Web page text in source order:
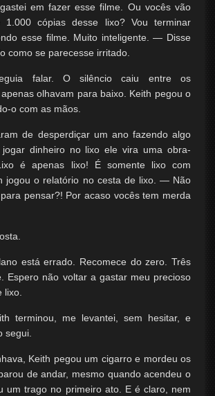
em fazer esse filme. Ou vocês vão
cópias desse lixo? Vou terminar
esse filme. Muito inteligente. — Disse
como se parecesse irritado.
falar. O silêncio caiu entre os
olhavam para baixo. Keith pegou o
o com as mãos.
de desperdiçar um ano fazendo algo
dinheiro no lixo ele vira uma obra-
é apenas lixo! É somente lixo com
jogou o relatório no cesta de lixo. — Não
pensar?! Por acaso vocês tem merda
está errado. Recomece do zero. Três
Espero não voltar a gastar meu precioso
lixo.
terminou, me levantei, sem hesitar, e
segui.
Keith pegou um cigarro e mordeu os
de andar, mesmo quando acendeu o
um trago no primeiro ato. E é claro, nem